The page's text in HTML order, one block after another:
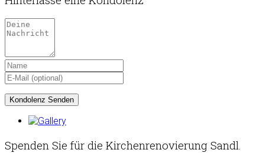
Spenden Sie für die Kirchenrenovierung Sandl.